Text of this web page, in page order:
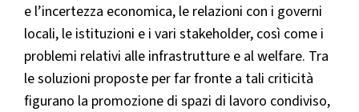
e l’incertezza economica, le relazioni con i governi
locali, le istituzioni e i vari stakeholder, così come i
problemi relativi alle infrastrutture e al welfare. Tra
le soluzioni proposte per far fronte a tali criticità
figurano la promozione di spazi di lavoro condiviso,